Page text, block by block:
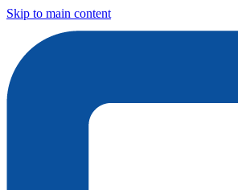
Skip to main content